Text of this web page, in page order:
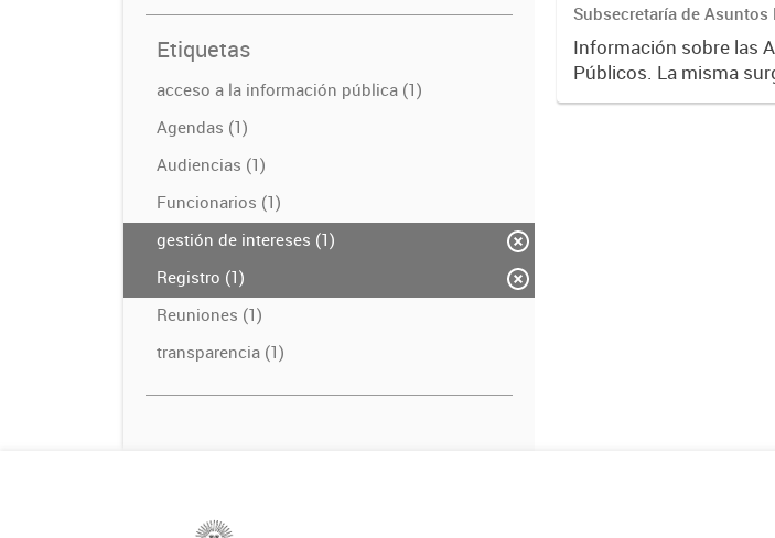
Etiquetas
acceso a la información pública (1)
Agendas (1)
Audiencias (1)
Funcionarios (1)
gestión de intereses (1)
Registro (1)
Reuniones (1)
transparencia (1)
Subsecretaría de
Información sobre las
Públicos. La misma
Gestión de Intereses